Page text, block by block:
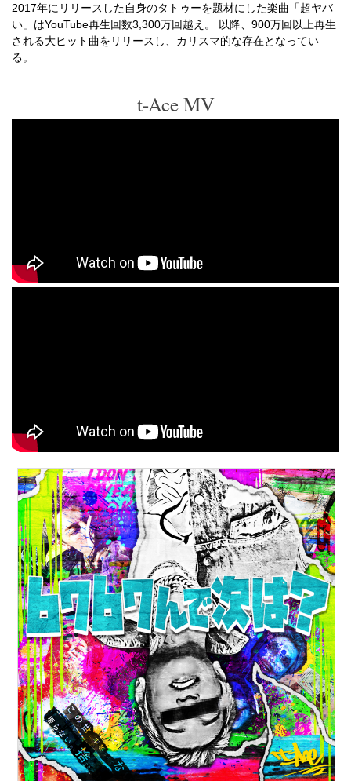
2017年にリリースした自身のタトゥーを題材にした楽曲「超ヤバ
い」はYouTube再生回数3,300万回越え。 以降、900万回以上再生
される大ヒット曲をリリースし、カリスマ的な存在となってい
る。
t-Ace MV